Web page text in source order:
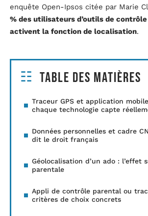
enquête Open-Ipsos citée par Marie
% des utilisateurs d’outils de
activent la fonction de localisation.
Table des matières
Traceur GPS et application
chaque technologie capte
Données personnelles et cadre
dit le droit français
Géolocalisation d’un ado : l’effet
parentale
Appli de contrôle parental ou
critères de choix concrets